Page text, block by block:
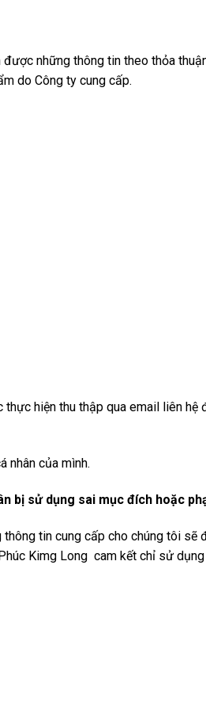
những thông tin theo thỏa
do Công ty cung cấp.
hiện thu thập qua email liên hệ
nhân của mình.
bị sử dụng sai mục đích hoặc
tin cung cấp cho chúng tôi sẽ
Kimg Long cam kết chỉ sử